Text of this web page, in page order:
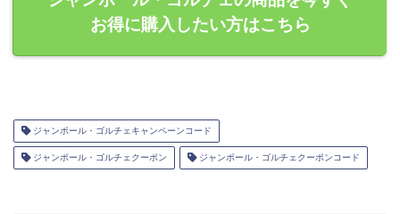
お得に購入したい方はこちら
ジャンポール・ゴルチェキャンペーンコード
ジャンポール・ゴルチェクーポン ジャンポール・ゴルチェクーポンコード